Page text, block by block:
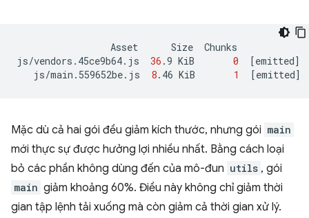
Asset Size
Chunks
js/vendors.45ce9b64.js
36 .9 KiB 0 [emitted]
js/main.559652be.js
8.46 KiB 1 [emitted]
Mặc dù cả hai gói đều giảm kích thước, nhưng gói main
mới thực sự được hưởng lợi nhiều nhất. Bằng cách loại
bỏ các phần không dùng đến của mô-đun utils , gói
main giảm khoảng 60%. Điều này không chỉ giảm thời
gian tập lệnh tải xuống mà còn giảm cả thời gian xử lý.